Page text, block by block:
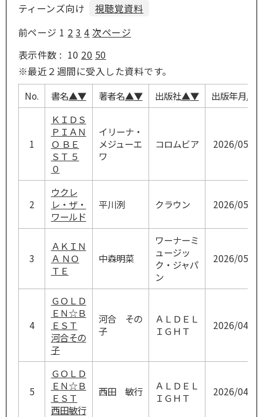
ティーンズ向け
視聴覚資料
前ページ 1 2 3 4 次ページ
表示件数 : 10 20 50
※最近２週間に受入した資料です。
No. 書名▲▼ 著者名▲▼ 出版社▲▼ 出版年月▲
1
ＫＩＤＳ
ＰＩＡＮ
Ｏ ＢＥ
ＳＴ ５
０
イリーナ・
メジューエ
ワ
コロムビア 2026/05/27
2
ウクレ
レ・ザ・
ワールド
平川洌 クラウン 2026/05/13
3
ＡＫＩＮ
Ａ ＮＯ
ＴＥ
中森明菜
ワーナーミ
ュージッ
ク・ジャパ
ン
2026/05/01
4
ＧＯＬＤ
ＥＮ☆Ｂ
ＥＳＴ
河合その
子
河合 その
子
ＡＬＤＥＬ
ＩＧＨＴ
2026/04/29
5
ＧＯＬＤ
ＥＮ☆Ｂ
ＥＳＴ
西田敏行
西田 敏行
ＡＬＤＥＬ
ＩＧＨＴ
2026/04/29